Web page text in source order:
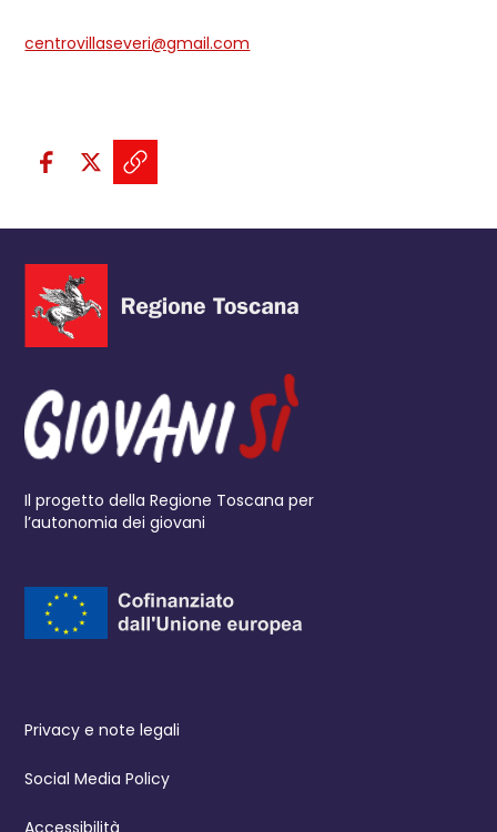
centrovillaseveri@gmail.com
Condividi sui social:
Condividi su Facebook - apre
Condividi su X - apre una
Copia il link e condividi -
Il progetto della Regione Toscana per
l’autonomia dei giovani
Privacy e note legali
Social Media Policy
Accessibilità